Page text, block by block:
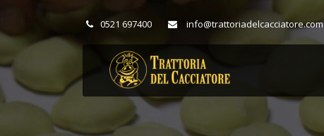
0521 697400 info@trattoriadelcacciatore.com